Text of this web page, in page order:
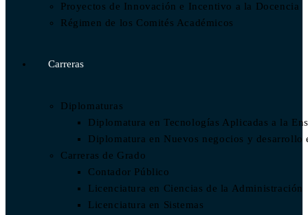
Proyectos de Innovación e Incentivo a la Docencia
Régimen de los Comités Académicos
Carreras
Diplomaturas
Diplomatura en Tecnologías Aplicadas a la
Diplomatura en Nuevos negocios y desarrollo
Carreras de Grado
Contador Público
Licenciatura en Ciencias de la Administración
Licenciatura en Sistemas